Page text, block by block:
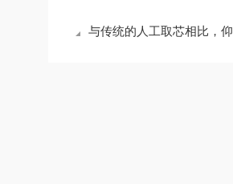
与传统的人工取芯相比，仰拱取芯机具有哪些优势呢